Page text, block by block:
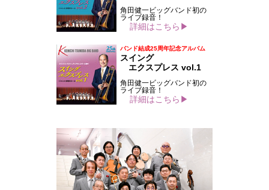
角田健一ビッグバンド初の
ライブ録音！
詳細はこちら▶
バンド結成25周年記念アルバム
スイング
エクスプレス vol.1
角田健一ビッグバンド初の
ライブ録音！
詳細はこちら▶